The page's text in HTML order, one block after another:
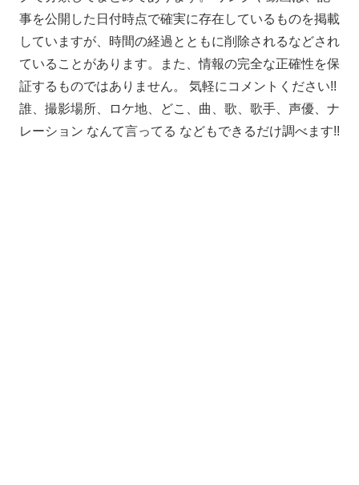
事を公開した日付時点で確実に存在しているものを掲載
していますが、時間の経過とともに削除されるなどされ
ていることがあります。また、情報の完全な正確性を保
証するものではありません。 気軽にコメントください!!
誰、撮影場所、ロケ地、どこ、曲、歌、歌手、声優、ナ
レーション なんて言ってる などもできるだけ調べます!!